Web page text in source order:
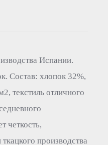
Испании.
Состав: хлопок 32%,
текстиль отличного
четкость,
производства